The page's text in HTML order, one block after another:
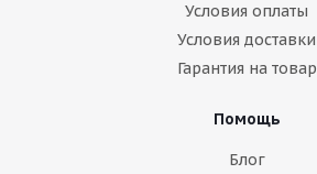
Условия оплаты
Условия доставки
Гарантия на товар
Помощь
Блог